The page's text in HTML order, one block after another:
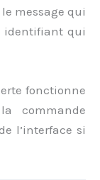
message qui
qui
fonctionne
commande
l’interface si